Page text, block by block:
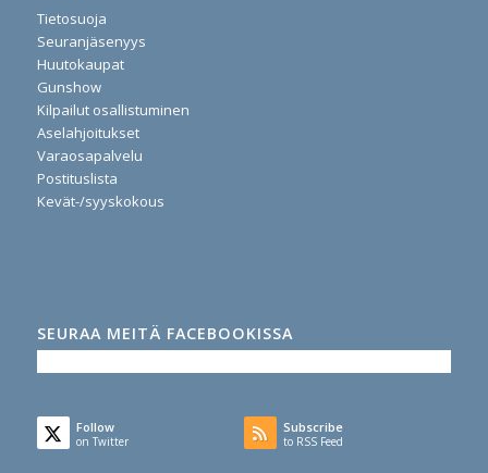
Tietosuoja
Seuranjäsenyys
Huutokaupat
Gunshow
Kilpailut osallistuminen
Aselahjoitukset
Varaosapalvelu
Postituslista
Kevät-/syyskokous
SEURAA MEITÄ FACEBOOKISSA
Follow
on Twitter
Subscribe
to RSS Feed